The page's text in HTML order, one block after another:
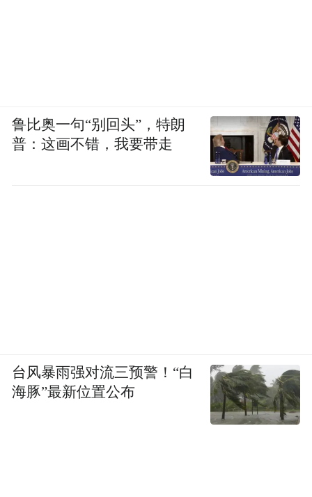
鲁比奥一句“别回头”，特朗
普：这画不错，我要带走
台风暴雨强对流三预警！“白
海豚”最新位置公布